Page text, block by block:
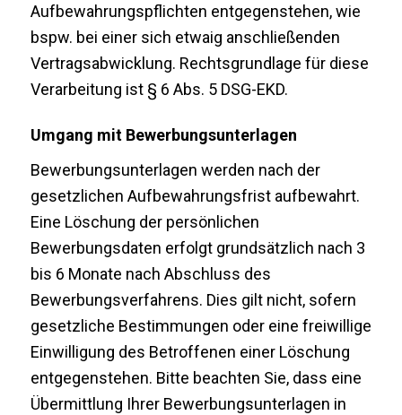
Aufbewahrungspflichten entgegenstehen, wie
bspw. bei einer sich etwaig anschließenden
Vertragsabwicklung. Rechtsgrundlage für diese
Verarbeitung ist § 6 Abs. 5 DSG-EKD.
Umgang mit Bewerbungsunterlagen
Bewerbungsunterlagen werden nach der
gesetzlichen Aufbewahrungsfrist aufbewahrt.
Eine Löschung der persönlichen
Bewerbungsdaten erfolgt grundsätzlich nach 3
bis 6 Monate nach Abschluss des
Bewerbungsverfahrens. Dies gilt nicht, sofern
gesetzliche Bestimmungen oder eine freiwillige
Einwilligung des Betroffenen einer Löschung
entgegenstehen. Bitte beachten Sie, dass eine
Übermittlung Ihrer Bewerbungsunterlagen in